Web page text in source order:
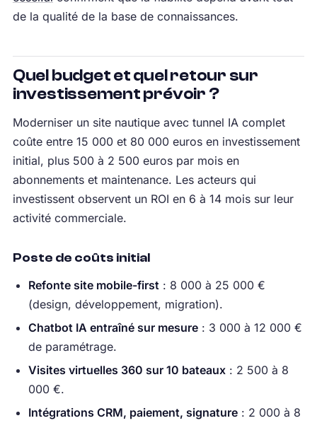
de la qualité de la base de connaissances.
Quel budget et quel retour sur
investissement prévoir ?
Moderniser un site nautique avec tunnel IA complet
coûte entre 15 000 et 80 000 euros en investissement
initial, plus 500 à 2 500 euros par mois en
abonnements et maintenance. Les acteurs qui
investissent observent un ROI en 6 à 14 mois sur leur
activité commerciale.
Poste de coûts initial
Refonte site mobile-first : 8 000 à 25 000 €
(design, développement, migration).
Chatbot IA entraîné sur mesure: 3 000 à 12 000 €
de paramétrage.
Visites virtuelles 360 sur 10 bateaux: 2 500 à 8
000 €.
Intégrations CRM, paiement, signature: 2 000 à 8